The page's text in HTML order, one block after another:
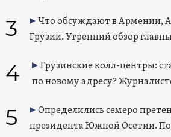
3
Что обсуждают в Армении,
Грузии. Утренний обзор
4
Грузинские колл-центры:
по новому адресу?
5
Определились семеро
президента Южной Осетии.